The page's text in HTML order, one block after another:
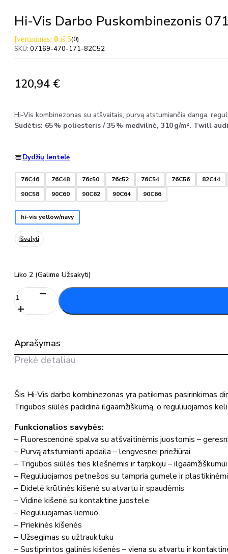
Hi-Vis Darbo Puskombinezonis
Įvertinimas: 0 iš 5(0)
SKU: 07169-470-171-82C52
120,94 €
Hi-Vis kombinezonas su atšvaitais, purvą atstumiančia danga,
Sudėtis: 65 % poliesteris /35 % medvilnė, 310 g/m². Twill
Dydžių lentelė
76C46 76C48 76c50 76c52 76C54 76C56
82C44
90C58
90C60 90C62 90C64 90C66
hi-vis yellow/navy
Išvalyti
Liko 2 (galime Užsakyti)
produkto
kiekis:
Hi-
puskombinezonis
07169-
Aprašymas
Prekė detaliau
Šis Hi-Vis darbo kombinezonas yra patikimas pasirinkimas
Trigubos siūlės padidina ilgaamžiškumą, o reguliuojamos
Funkcionalios savybės:
– Fluorescencinė spalva su atšvaitinėmis juostomis –
– Purvąatstumianti apdaila –lengvesnei priežiūrai
– Trigubos siūlės ties klešnėmis irtarpkoju –ilgaamžiškumui
– Reguliuojamos petnešos su tampria gumele ir
– Didelė krūtinės kišenė su atvartu irspaudėmis
–Vidinė kišenė su kontaktine juostele
– Reguliuojamas liemuo
– Priekinės kišenės
– Užsegimas su užtrauktuku
–Sustiprintos galinės kišenės –viena su atvartu ir